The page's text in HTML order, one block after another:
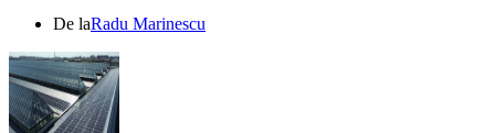
De laRadu Marinescu